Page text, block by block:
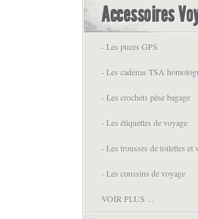
Accessoires
- Les puces GPS
- Les cadenas TSA
- Les crochets pèse bagage
- Les étiquettes de voyage
- Les trousses de toilettes et
- Les coussins de voyage
VOIR PLUS ...